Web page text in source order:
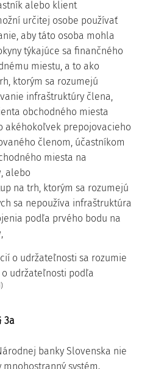
alebo klient
určitej osobe používať
aby táto osoba mohla
týkajúce sa finančného
miestu, a to ako
ktorým sa rozumejú
infraštruktúry člena,
obchodného miesta
akéhokoľvek prepojovacieho
členom, účastníkom
miesta na
alebo
na trh, ktorým sa rozumejú
sa nepoužíva infraštruktúra
podľa prvého bodu na
o udržateľnosti sa rozumie
udržateľnosti podľa
3a
banky Slovenska nie
systém.